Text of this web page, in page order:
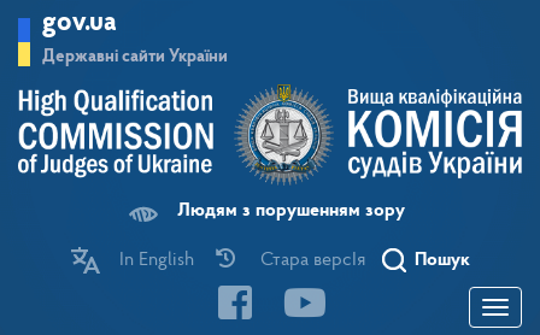
основного
матеріалу
gov.ua
Державні сайти України
Людям з порушенням зору
In English Стара версІя Пошук
Toggle